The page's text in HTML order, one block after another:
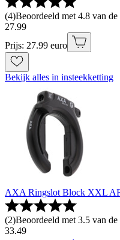
(4)Beoordeeld met 4.8 van
27.99
Prijs: 27.99 euro
Bekijk alles in insteekketting
AXA Ringslot Block XXL
(2)Beoordeeld met 3.5 van
33.49